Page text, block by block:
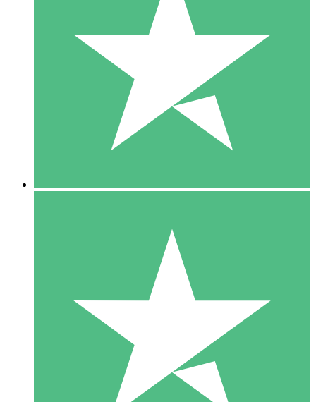
Paquetes de Créditos Individuales
Paga según el uso con créditos de descarga. Sin compromiso
10 00
10 Descargas
20 00